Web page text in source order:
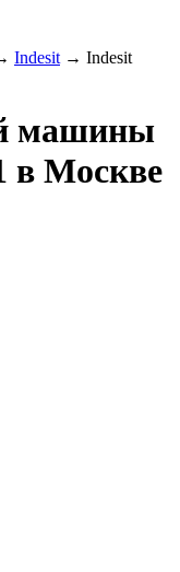
Indesit → Indesit
машины
в Москве